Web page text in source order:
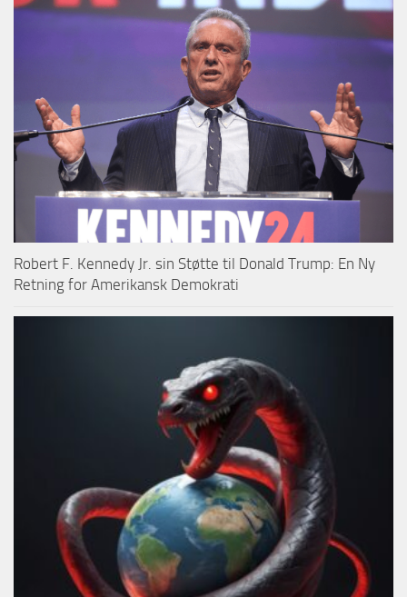
Robert F. Kennedy Jr. sin Støtte til Donald Trump: En Ny
Retning for Amerikansk Demokrati